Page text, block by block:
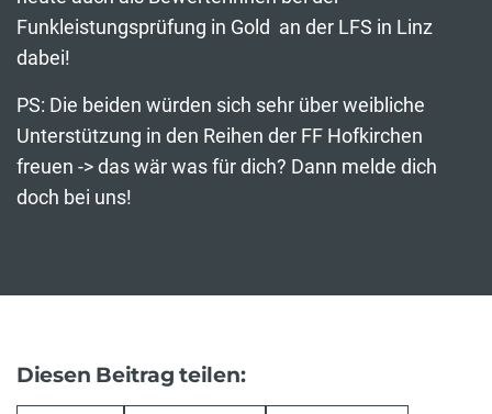
Funkleistungsprüfung in Gold an der LFS in Linz
dabei!
PS: Die beiden würden sich sehr über weibliche
Unterstützung in den Reihen der FF Hofkirchen
freuen -> das wär was für dich? Dann melde dich
doch bei uns!
Diesen Beitrag teilen: